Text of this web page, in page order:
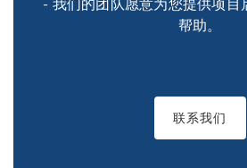
- 我们的团队愿意为您提供项目
帮助。
联系我们